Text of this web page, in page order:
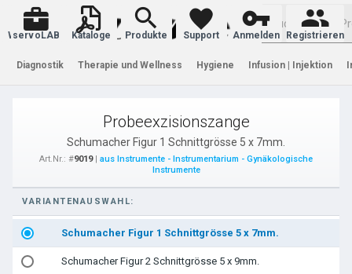
Warenkorb
servoLAB Kataloge Produkte Support Anmelden Registrieren
Diagnostik Therapie und Wellness Hygiene Infusion | Injektion
Probeexzisionszange
Schumacher Figur 1 Schnittgrösse 5 x 7mm.
Art.Nr.: #9019| aus Instrumente - Instrumentarium - Gynäkologische
Instrumente
VARIANTENAUSWAHL:
Schumacher Figur 1 Schnittgrösse 5 x 7mm.
Schumacher Figur 2 Schnittgrösse 5 x 9mm.